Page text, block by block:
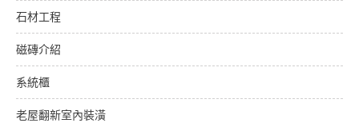
石材工程
磁磚介紹
系統櫃
老屋翻新室內裝潢